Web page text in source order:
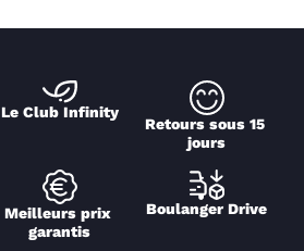
Le Club Infinity
Retours sous 15
jours
Meilleurs prix
garantis
Boulanger Drive